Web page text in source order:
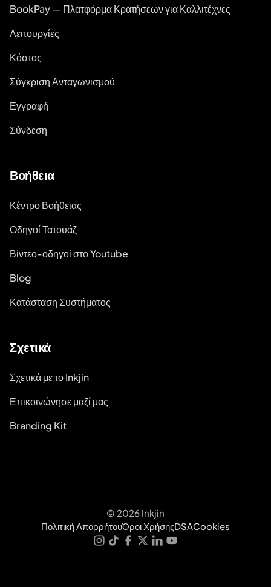
BookPay — Πλατφόρμα Κρατήσεων για Καλλιτέχνες
Λειτουργίες
Κόστος
Σύγκριση Ανταγωνισμού
Εγγραφή
Σύνδεση
Βοήθεια
Κέντρο Βοήθειας
Οδηγοί Τατουάζ
Βίντεο-οδηγοί στο Youtube
Blog
Κατάσταση Συστήματος
Σχετικά
Σχετικά με το Inkjin
Επικοινώνησε μαζί μας
Branding Kit
© 2026 Inkjin
Πολιτική ΑπορρήτουΌροι ΧρήσηςDSACookies